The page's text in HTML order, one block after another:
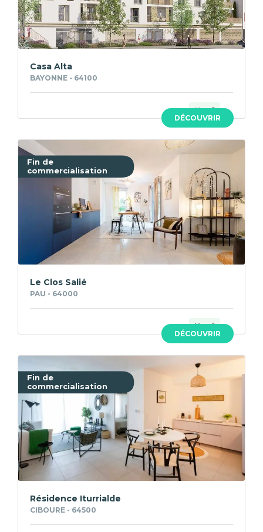
DÉCOUVRIR
Casa Alta
BAYONNE - 64100
Neuf
Fin de
commercialisation
DÉCOUVRIR
Le Clos Salié
PAU - 64000
Neuf
Fin de
commercialisation
Résidence Iturrialde
CIBOURE - 64500